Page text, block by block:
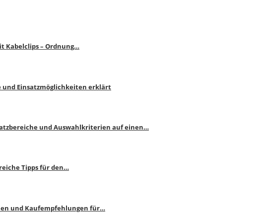
Kabelclips – Ordnung…
Einsatzmöglichkeiten erklärt
und Auswahlkriterien auf einen…
Tipps für den…
und Kaufempfehlungen für…